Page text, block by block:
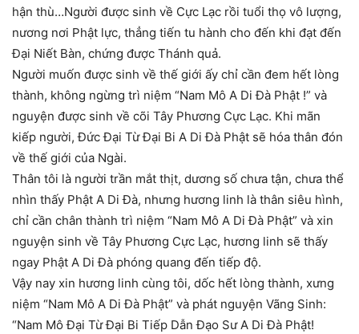
hận thù…Người được sinh về Cực Lạc rồi tuổi thọ vô lượng,
nương nơi Phật lực, thẳng tiến tu hành cho đến khi đạt đến
Đại Niết Bàn, chứng được Thánh quả.
Người muốn được sinh về thế giới ấy chỉ cần đem hết lòng
thành, không ngừng trì niệm “Nam Mô A Di Đà Phật !” và
nguyện được sinh về cõi Tây Phương Cực Lạc. Khi mãn
kiếp người, Đức Đại Từ Đại Bi A Di Đà Phật sẽ hóa thân đón
về thế giới của Ngài.
Thân tôi là người trần mắt thịt, dương số chưa tận, chưa thể
nhìn thấy Phật A Di Đà, nhưng hương linh là thân siêu hình,
chỉ cần chân thành trì niệm “Nam Mô A Di Đà Phật” và xin
nguyện sinh về Tây Phương Cực Lạc, hương linh sẽ thấy
ngay Phật A Di Đà phóng quang đến tiếp độ.
Vậy nay xin hương linh cùng tôi, dốc hết lòng thành, xưng
niệm “Nam Mô A Di Đà Phật” và phát nguyện Vãng Sinh:
“Nam Mô Đại Từ Đại Bi Tiếp Dẫn Đạo Sư A Di Đà Phật!